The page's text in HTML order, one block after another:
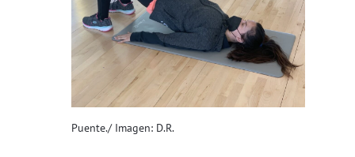
Puente./ Imagen: D.R.